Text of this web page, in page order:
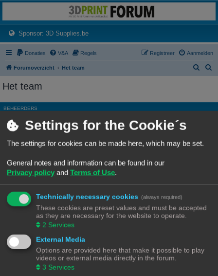
Het 3D print forum van de Benelux na de sluiting van 3dprintforum.nl
Sponsor: 3D Supplies.be(Opens a new tab)
Donaties V&A Regels Aanmelden
Registreer
Forumoverzicht Het team
k
k
Het team
BEHEERDERS
Rang, Gebruikersnaam Site Admin Ch3vr0n
Moderator
Alle forums
ALGEMENE MODERATORS
Geen leden gevonden met deze zoekcriteria.
Ga naar
Forumoverzicht
© Copyright
! - 3dprintforum.eu
Alle Rechten Voorbehouden
Settings for the Cookie´s
The settings for cookies can be made here, which may be set.
General notes and information can be found in our
Privacy policy and Terms of Use.
Technically necessary cookies (always required)
These cookies are preset values and must be accepted
as they are necessary for the website to operate.
2 Services
External Media
Options are provided here that make it possible to play
videos or external media directly in the forum.
3 Services